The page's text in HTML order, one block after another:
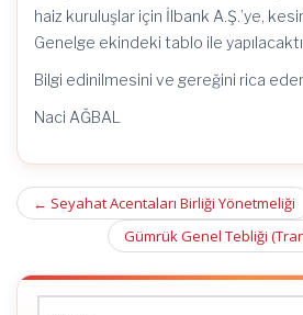
haiz kuruluşlar için İlbank A.Ş.’ye,
Genelge ekindeki tablo ile
Bilgi edinilmesini ve gereğini rica
Naci AĞBAL
Post
navigation
← Seyahat Acentaları Birliği Yönetmeliği
Gümrük Genel Tebliği